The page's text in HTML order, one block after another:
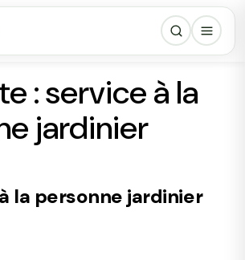
:service à la
jardinier
la personne jardinier